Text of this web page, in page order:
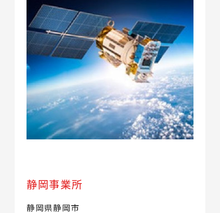
静岡事業所
静岡県静岡市